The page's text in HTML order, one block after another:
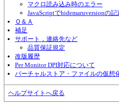
マクロ読み込み時のエラー
JavaScriptでhidemaruversionの
Ｑ＆Ａ
補足
サポート，連絡先など
品質保証規定
改版履歴
Per Monitor DPI対応について
バーチャルストア・ファイルの仮想
ヘルプサイトへ戻る